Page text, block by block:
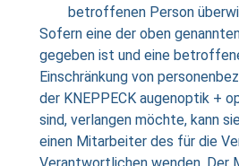
betroffenen Person
Sofern eine der oben
gegeben ist und eine
Einschränkung von
der KNEPPECK augenoptik +
sind, verlangen möchte, kann
einen Mitarbeiter des für die